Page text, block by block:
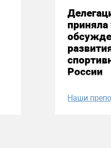
приняла
России
Наши